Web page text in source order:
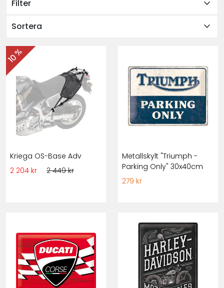
Filter expand_more
Sortera expand_more
10 %
Kriega OS-Base Adv
2 204 kr
2 449 kr
Metallskylt "Triumph -
Parking Only" 30x40cm
279 kr